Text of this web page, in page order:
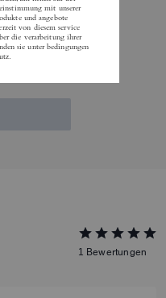
1 Bewertungen